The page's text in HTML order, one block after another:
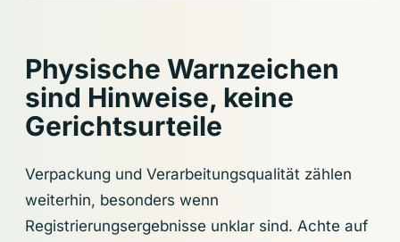
Physische Warnzeichen
sind Hinweise, keine
Gerichtsurteile
Verpackung und Verarbeitungsqualität zählen
weiterhin, besonders wenn
Registrierungsergebnisse unklar sind. Achte auf